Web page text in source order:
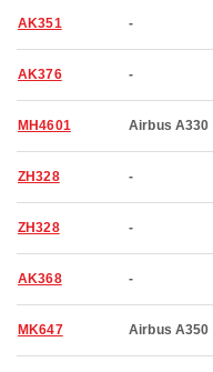
AK351 -
AK376 -
MH4601 Airbus A330
ZH328 -
ZH328 -
AK368 -
MK647 Airbus A350